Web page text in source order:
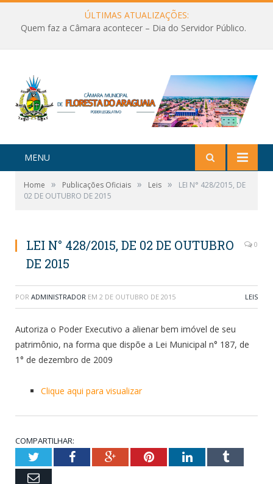
ÚLTIMAS ATUALIZAÇÕES:
Quem faz a Câmara acontecer – Dia do Servidor Público.
MENU
Home » Publicações Oficiais » Leis »
LEI N° 428/2015, DE
02 DE OUTUBRO DE 2015
LEI N° 428/2015, DE 02 DE OUTUBRO
DE 2015
0
POR ADMINISTRADOR EM 2 DE OUTUBRO DE 2015 LEIS
Autoriza o Poder Executivo a alienar bem imóvel de seu
patrimônio, na forma que dispõe a Lei Municipal n° 187, de
1° de dezembro de 2009
Clique aqui para visualizar
COMPARTILHAR:
TwitterFacebookGoogle+PinterestLinkedInTumblr
Email